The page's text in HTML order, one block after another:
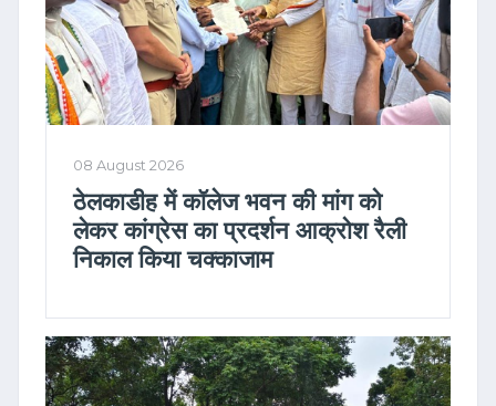
08 August 2026
ठेलकाडीह में कॉलेज भवन की मांग को
लेकर कांग्रेस का प्रदर्शन आक्रोश रैली
निकाल किया चक्काजाम